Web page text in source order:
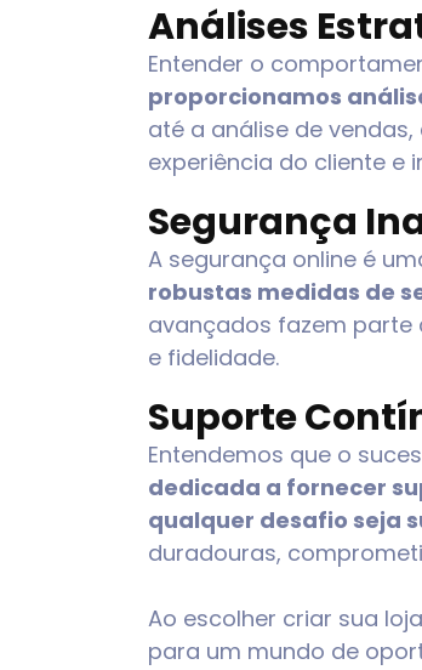
Análises
Entender o
proporcionamos
até a análise de
experiência do cliente e
Segurança
A segurança online é
robustas medidas de
avançados fazem
e fidelidade.
Suporte
Entendemos que o
dedicada a fornecer
qualquer desafio seja
duradouras,
Ao escolher criar sua
para um mundo de